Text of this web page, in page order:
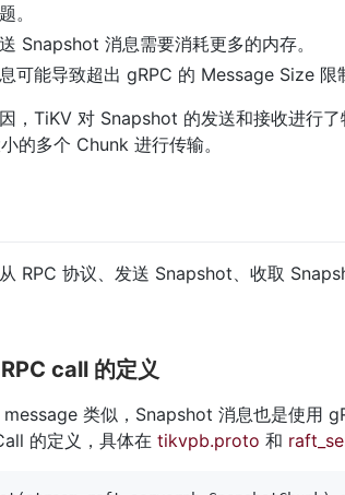
。
Snapshot 消息需要消耗更多的内存。
可能导致超出 gRPC 的 Message Size 限
，TiKV 对 Snapshot 的发送和接收进行
的多个 Chunk 进行传输。
RPC 协议、发送 Snapshot、收取
call 的定义
类似，Snapshot 消息也是使用
的定义，具体在 tikvpb.proto 和